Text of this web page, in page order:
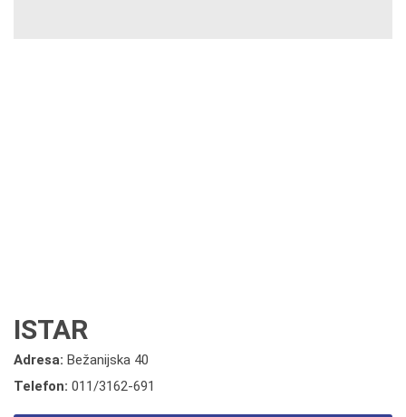
ISTAR
Adresa: Bežanijska 40
Telefon: 011/3162-691